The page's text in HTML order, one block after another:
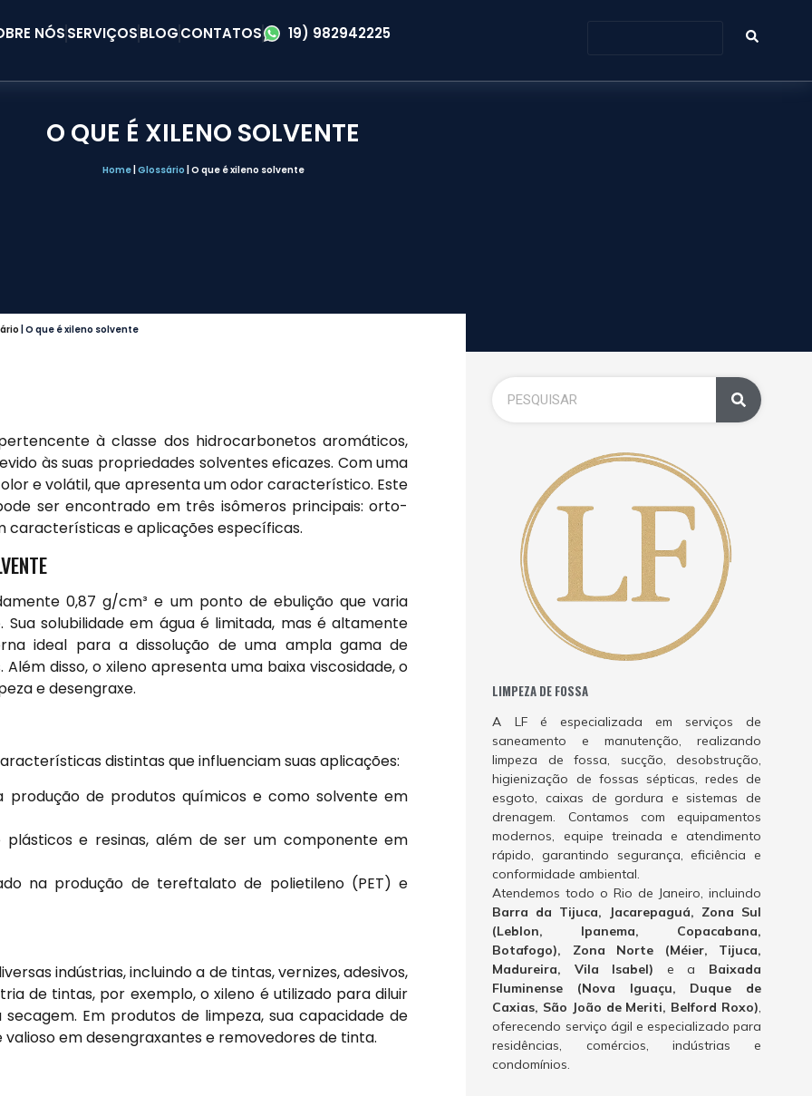
NÓSSERVIÇOSBLOGCONTATOS 19) 982942225
O QUE É XILENO SOLVENTE
Home| Glossário O que é xileno solvente
O que é xileno solvente
à classe dos hidrocarbonetos aromáticos,
às suas propriedades solventes eficazes. Com uma
e volátil, que apresenta um odor característico. Este
ser encontrado em três isômeros principais: orto-
características e aplicações específicas.
0,87 g/cm³ e um ponto de ebulição que varia
Sua solubilidade em água é limitada, mas é altamente
ideal para a dissolução de uma ampla gama de
disso, o xileno apresenta uma baixa viscosidade, o
e desengraxe.
distintas que influenciam suas aplicações:
de produtos químicos e como solvente em
e resinas, além de ser um componente em
na produção de tereftalato de polietileno (PET) e
indústrias, incluindo a de tintas, vernizes, adesivos,
de tintas, por exemplo, o xileno é utilizado para diluir
Em produtos de limpeza, sua capacidade de
em desengraxantes e removedores de tinta.
LIMPEZA DE FOSSA
A LF é especializada em serviços de
saneamento e manutenção, realizando
limpeza de fossa, sucção, desobstrução,
higienização de fossas sépticas, redes de
esgoto, caixas de gordura e sistemas de
drenagem. Contamos com equipamentos
modernos, equipe treinada e atendimento
rápido, garantindo segurança, eficiência e
conformidade ambiental.
Atendemos todo o Rio de Janeiro, incluindo
Barra da Tijuca, Jacarepaguá, Zona Sul
(Leblon, Ipanema, Copacabana,
Botafogo), Zona Norte (Méier, Tijuca,
Madureira, Vila Isabel) e a Baixada
Fluminense (Nova Iguaçu, Duque de
Caxias, São João de Meriti, Belford Roxo),
oferecendo serviço ágil e especializado para
residências, comércios, indústrias e
condomínios.